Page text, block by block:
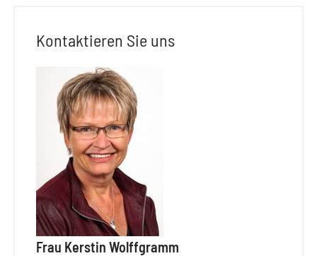
Kontaktieren Sie uns
Frau Kerstin Wolffgramm